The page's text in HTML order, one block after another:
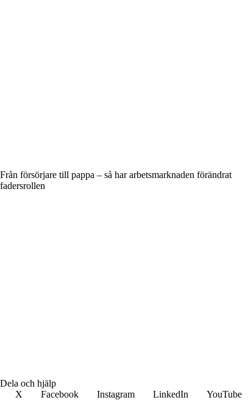
Från försörjare till pappa – så har arbetsmarknaden förändrat
fadersrollen
Dela och hjälp
X
Facebook Instagram LinkedIn YouTube